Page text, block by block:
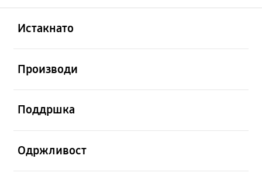
Истакнато
Производи
Поддршка
Одржливост